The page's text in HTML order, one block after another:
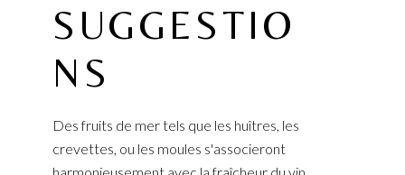
SUGGESTIO
NS
Des fruits de mer tels que les huîtres, les
crevettes, ou les moules s'associeront